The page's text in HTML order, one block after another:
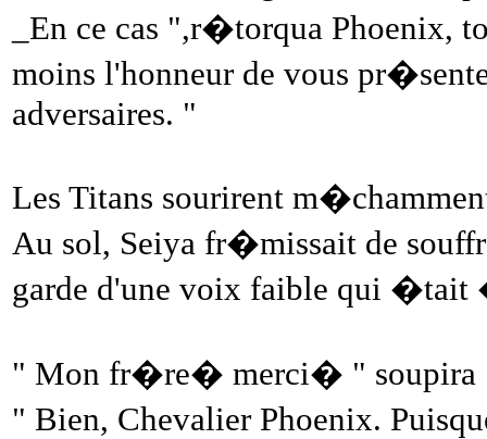
_En ce cas ",r�torqua Phoenix,
moins l'honneur de vous
adversaires. "
Les Titans sourirent
Au sol, Seiya fr�missait de
garde d'une voix faible qui �tait
" Mon fr�re� merci� " soupira
" Bien, Chevalier Phoenix.